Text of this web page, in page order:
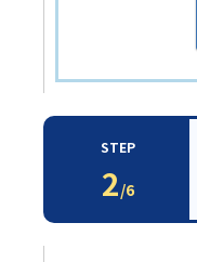
STEP
2/6